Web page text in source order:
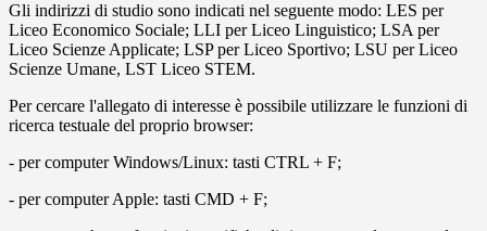
Gli indirizzi di studio sono indicati nel seguente modo: LES per
Liceo Economico Sociale; LLI per Liceo Linguistico; LSA per
Liceo Scienze Applicate; LSP per Liceo Sportivo; LSU per Liceo
Scienze Umane, LST Liceo STEM.
Per cercare l'allegato di interesse è possibile utilizzare le funzioni di
ricerca testuale del proprio browser:
- per computer Windows/Linux: tasti CTRL + F;
- per computer Apple: tasti CMD + F;